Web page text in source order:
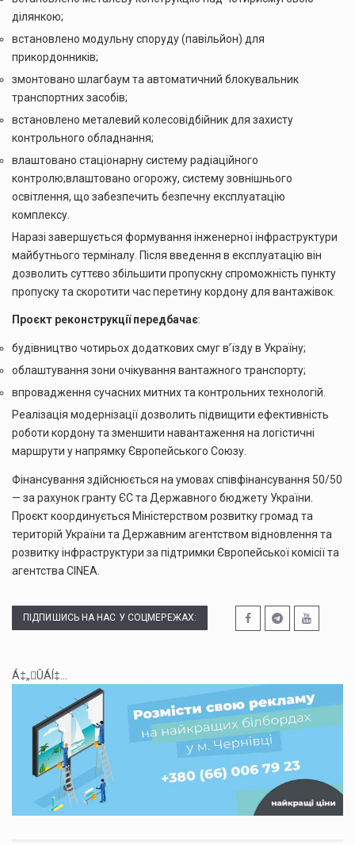
ділянкою;
встановлено модульну споруду (павільйон) для
прикордонників;
змонтовано шлагбаум та автоматичний блокувальник
транспортних засобів;
встановлено металевий колесовідбійник для захисту
контрольного обладнання;
влаштовано стаціонарну систему радіаційного
контролю;влаштовано огорожу, систему зовнішнього
освітлення, що забезпечить безпечну експлуатацію
комплексу.
Наразі завершується формування інженерної інфраструктури
майбутнього терміналу. Після введення в експлуатацію він
дозволить суттєво збільшити пропускну спроможність пункту
пропуску та скоротити час перетину кордону для вантажівок.
Проєкт реконструкції передбачає:
будівництво чотирьох додаткових смуг в’їзду в Україну;
облаштування зони очікування вантажного транспорту;
впровадження сучасних митних та контрольних технологій.
Реалізація модернізації дозволить підвищити ефективність
роботи кордону та зменшити навантаження на логістичні
маршрути у напрямку Європейського Союзу.
Фінансування здійснюється на умовах співфінансування 50/50
— за рахунок гранту ЄС та Державного бюджету України.
Проєкт координується Міністерством розвитку громад та
територій України та Державним агентством відновлення та
розвитку інфраструктури за підтримки Європейської комісії та
агентства CINEA.
ПІДПИШИСЬ НА НАС У СОЦМЕРЕЖАХ:
Á‡„ÛÁÍ‡...